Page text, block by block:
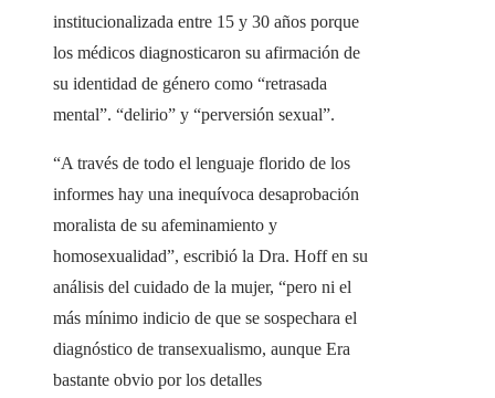
institucionalizada entre 15 y 30 años porque
los médicos diagnosticaron su afirmación de
su identidad de género como “retrasada
mental”. “delirio” y “perversión sexual”.
“A través de todo el lenguaje florido de los
informes hay una inequívoca desaprobación
moralista de su afeminamiento y
homosexualidad”, escribió la Dra. Hoff en su
análisis del cuidado de la mujer, “pero ni el
más mínimo indicio de que se sospechara el
diagnóstico de transexualismo, aunque Era
bastante obvio por los detalles